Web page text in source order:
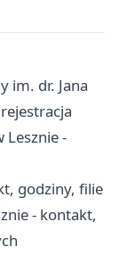
im. dr. Jana
Lesznie -
godziny, filie
- kontakt,